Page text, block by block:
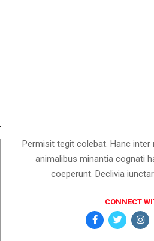
Permisit tegit colebat. Hanc inter
animalibus minantia cognati
coeperunt. Declivia
CONNECT